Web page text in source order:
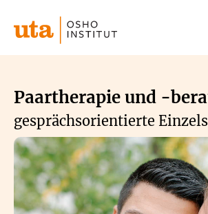
zum
Inhalt
Paartherapie und -
gesprächsorientierte